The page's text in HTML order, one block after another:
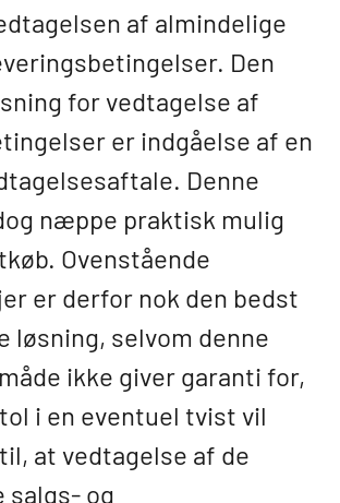
af almindelige
Den
for vedtagelse af
er indgåelse af en
Denne
næppe praktisk mulig
Ovenstående
er derfor nok den bedst
løsning, selvom denne
ikke giver garanti for,
i en eventuel tvist vil
at vedtagelse af de
salgs- og